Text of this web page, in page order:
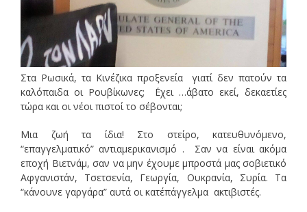
Στα Ρωσικά, τα Κινέζικα προξενεία γιατί δεν πατούν τα
καλόπαιδα οι Ρουβίκωνες; ΄Εχει …άβατο εκεί, δεκαετίες
τώρα και οι νέοι πιστοί το σέβονται;
Μια ζωή τα ίδια! Στο στείρο, κατευθυνόμενο,
“επαγγελματικό” αντιαμερικανισμό . Σαν να είναι ακόμα
εποχή Βιετνάμ, σαν να μην έχουμε μπροστά μας σοβιετικό
Αφγανιστάν, Τσετσενία, Γεωργία, Ουκρανία, Συρία. Τα
“κάνουνε γαργάρα” αυτά οι κατ΄επάγγελμα ακτιβιστές.